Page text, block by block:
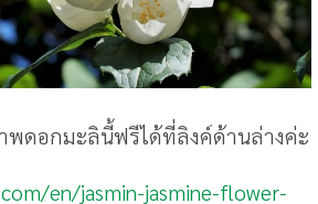
พดอกมะลินี้ฟรีได้ที่ลิงค์ด้านล่างค่ะ
en/jasmin-jasmine-flower-